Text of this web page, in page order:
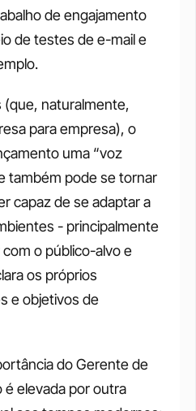
de engajamento
de testes de e-mail e
(que, naturalmente,
para empresa), o
uma “voz
também pode se tornar
capaz de se adaptar a
- principalmente
o público-alvo e
os próprios
e objetivos de
do Gerente de
elevada por outra